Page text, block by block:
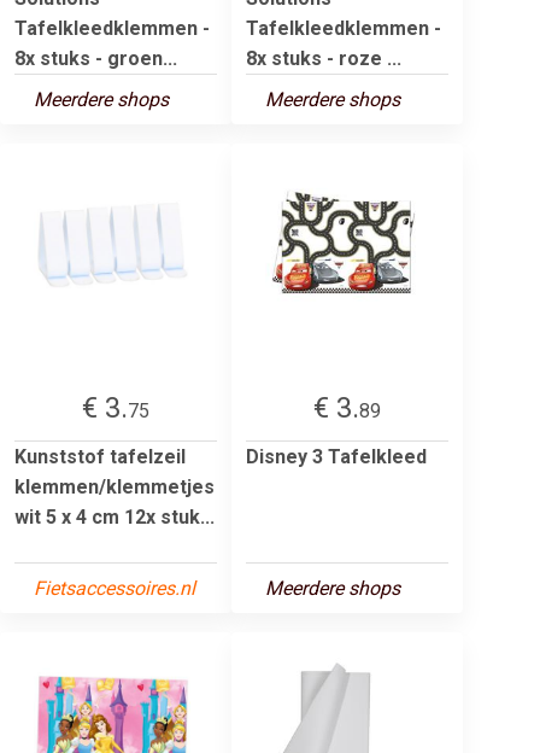
Tafelkleedklemmen -
8x stuks - groen...
Meerdere shops
Tafelkleedklemmen -
8x stuks - roze ...
Meerdere shops
€ 3.75
Kunststof tafelzeil
klemmen/klemmetjes
wit 5 x 4 cm 12x stuk...
Fietsaccessoires.nl
€ 3.89
Disney 3 Tafelkleed
Meerdere shops